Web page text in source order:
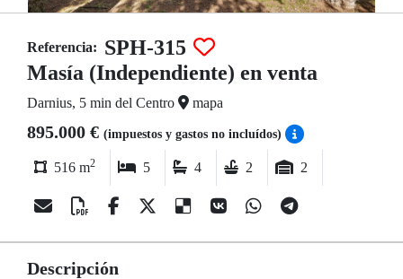
Referencia: SPH-315
Masía (Independiente) en venta
Darnius, 5 min del Centro mapa
895.000 € (impuestos y gastos no incluídos)
516 m2 5 4 2 2
Descripción